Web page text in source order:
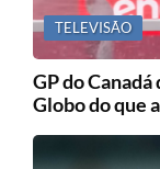
TELEVISÃO
GP do
Globo do que